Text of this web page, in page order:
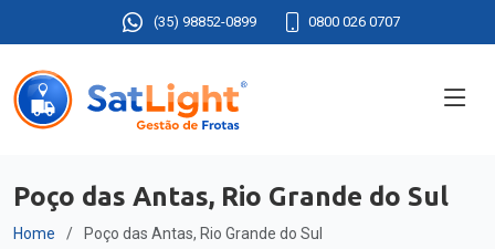
(35) 98852-0899 0800 026 0707
Poço das Antas, Rio Grande do Sul
Home Poço das Antas, Rio Grande do Sul